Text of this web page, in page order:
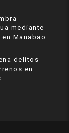
mediante
Manabao
delitos
en